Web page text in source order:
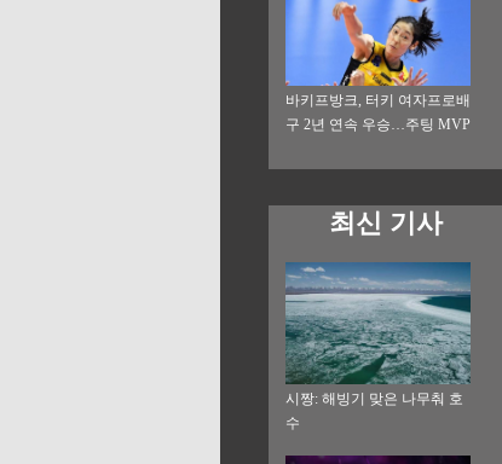
바키프방크, 터키 여자프로배
구 2년 연속 우승…주팅 MVP
최신 기사
시짱: 해빙기 맞은 나무춰 호
수